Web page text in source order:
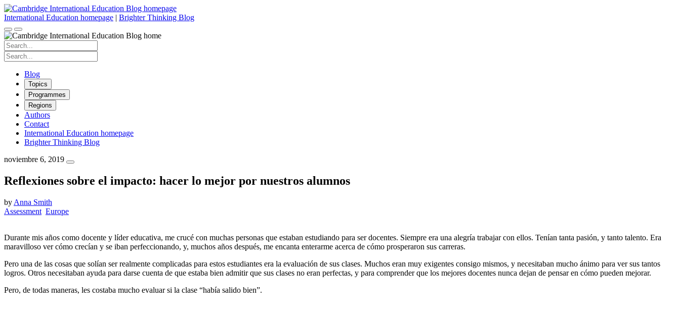
Skip
to
content
International Education homepage | Brighter Thinking Blog
Search
for:
Search
for:
Blog
Topics
Programmes
Regions
Authors
Contact
International Education homepage
Brighter Thinking Blog
noviembre 6, 2019
Reflexiones sobre el impacto: hacer lo mejor por nuestros alumnos
by Anna Smith
Assessment Europe
Durante mis años como docente y líder educativa, me crucé con muchas personas que estaban estudiando para ser docentes. Siempre era una alegría trabajar con ellos. Tenían tanta pasión, y tanto talento. Era
maravilloso ver cómo crecían y se iban perfeccionando, y, muchos años después, me encanta enterarme acerca de cómo prosperaron sus carreras.
Pero una de las cosas que solían ser realmente complicadas para estos estudiantes era la evaluación de sus clases. Muchos eran muy exigentes consigo mismos, y necesitaban mucho ánimo para ver sus tantos
logros. Otros necesitaban ayuda para darse cuenta de que estaba bien admitir que sus clases no eran perfectas, y para comprender que los mejores docentes nunca dejan de pensar en cómo pueden mejorar.
Pero, de todas maneras, les costaba mucho evaluar si la clase “había salido bien”.